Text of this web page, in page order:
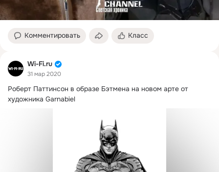
Комментировать Класс
Wi-Fi.ru
31 мар 2020
Роберт Паттинсон в образе Бэтмена на новом арте от
художника Garnabiel